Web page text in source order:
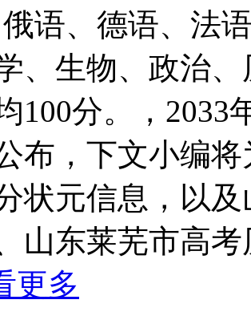
语、德语、法
、生物、政治
100分。，2033
布，下文小编
状元信息，以
山东莱芜市高
更多